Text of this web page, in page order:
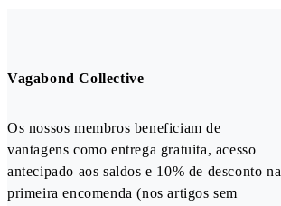
Vagabond Collective
Os nossos membros beneficiam de
vantagens como entrega gratuita, acesso
antecipado aos saldos e 10% de desconto na
primeira encomenda (nos artigos sem